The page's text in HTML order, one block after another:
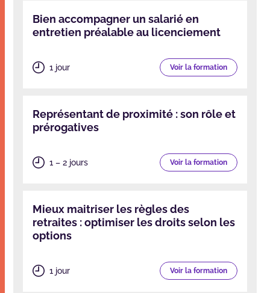
Bien accompagner un salarié en
entretien préalable au licenciement
1 jour Voir la formation
Représentant de proximité : son rôle et
prérogatives
1 – 2 jours Voir la formation
Mieux maitriser les règles des
retraites : optimiser les droits selon les
options
1 jour Voir la formation